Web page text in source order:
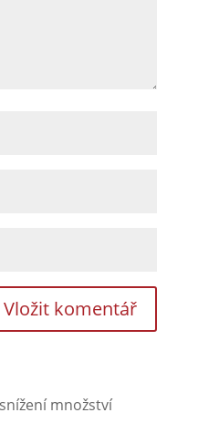
množství